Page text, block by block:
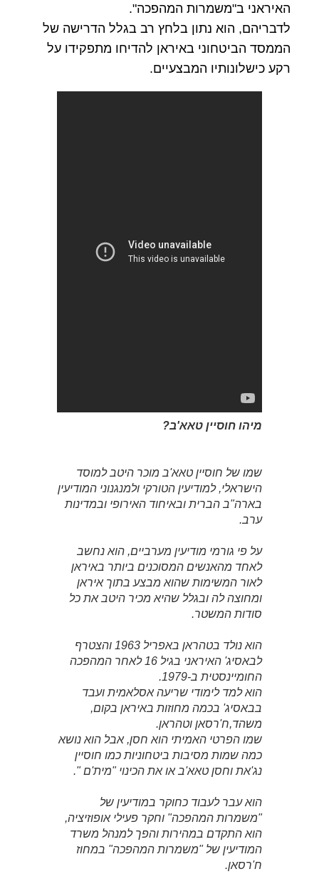
האיראני ב"משמרות המהפכה".
לדבריהם, הוא נתון בלחץ רב בגלל הדרישה של
הממסד הביטחוני באיראן להדיחו מתפקידו על
רקע כישלונותיו המבצעיים.
מיהו חוסיין טאא'ב?
שמו של חוסיין טאא'ב מוכר היטב למוסד
הישראלי, למודיעין הטורקי ולמנגנוני המודיעין
בארה"ב הברית ובאיחוד האירופי ובמדינות
ערב.
על פי גורמי מודיעין מערביים, הוא נחשב
לאחד מהאנשים המסוכנים ביותר באיראן
לאור המשימות שהוא מבצע בתוך איראן
ומחוצה לה ובגלל שהיא מכיר היטב את כל
סודות המשטר.
הוא נולד בטהראן באפריל 1963 והצטרף
לבאסיג' האיראני בגיל 16 לאחר המהפכה
החומיינסטית ב-1979.
הוא למד לימודי שריעה אסלאמית ועבד
בבאסיג' בכמה מחוזות באיראן בקום,
משהד,ח'רסאן וטהראן.
שמו הפרטי האמיתי הוא חסן, אבל הוא נושא
כמה שמות מסיבות ביטחוניות כמו חוסיין
נג'את וחסן טאא'ב או את הכינוי "מית'ם ".
הוא עבר לעבוד כחוקר במודיעין של
"משמרות המהפכה" וחקר פעילי אופוזיציה,
הוא התקדם במהירות והפך למנהל משרד
המודיעין של "משמרות המהפכה" במחוז
ח'רסאן.